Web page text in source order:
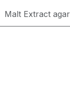
Malt Extract